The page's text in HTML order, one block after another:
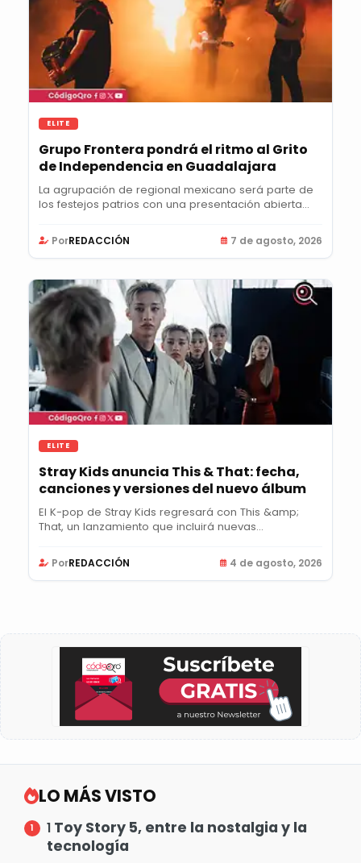
ELITE
Grupo Frontera pondrá el ritmo al Grito
de Independencia en Guadalajara
La agrupación de regional mexicano será parte de
los festejos patrios con una presentación abierta...
PorREDACCIÓN 7 de agosto, 2026
ELITE
Stray Kids anuncia This & That: fecha,
canciones y versiones del nuevo álbum
El K-pop de Stray Kids regresará con This &amp;
That, un lanzamiento que incluirá nuevas
PorREDACCIÓN 4 de agosto, 2026
LO MÁS VISTO
1 Toy Story 5, entre la nostalgia y la
tecnología